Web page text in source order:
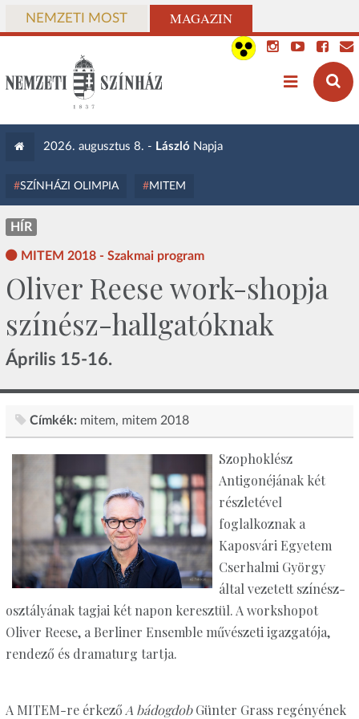
NEMZETI MOST MAGAZIN
2026. augusztus 8. - László Napja
SZÍNHÁZI OLIMPIA MITEM
HÍR
MITEM 2018 - Szakmai program
Oliver Reese work-shopja
színész-hallgatóknak
Április 15-16.
Címkék: mitem mitem 2018
Szophoklész
Antigonéjának két
részletével
foglalkoznak a
Kaposvári Egyetem
Cserhalmi György
által vezetett színész-
osztályának tagjai két napon keresztül. A workshopot
Oliver Reese, a Berliner Ensemble művészeti igazgatója,
rendező és dramaturg tartja.
A MITEM-re érkező A bádogdobGünter Grass regényének